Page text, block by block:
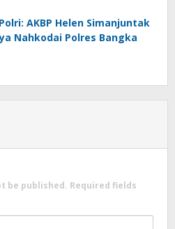
AKBP Helen Simanjuntak
Nahkodai Polres Bangka
be published. Required fields